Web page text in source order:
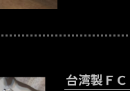
台湾製Ｆ